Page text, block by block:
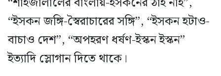
“ইসকন জঙ্গি-স্বৈরাচারের সঙ্গি”, “ইসকন হটাও-
বাচাও দেশ”, “অপহরণ ধর্ষণ-ইস্কন ইস্কন”
ইত্যাদি স্লোগান দিতে থাকে।